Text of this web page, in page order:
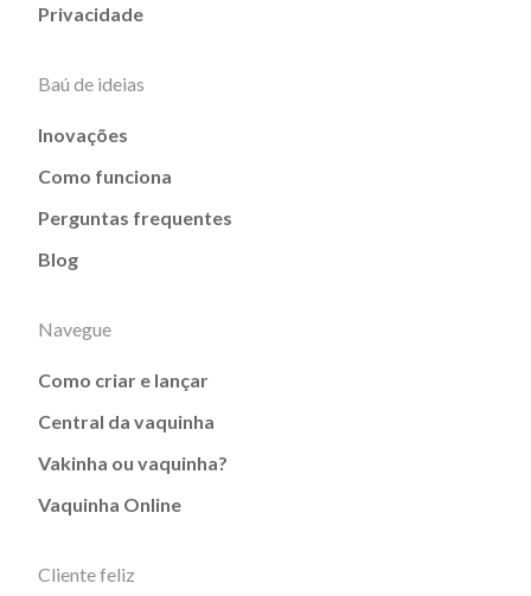
Privacidade
Baú de ideias
Inovações
Como funciona
Perguntas frequentes
Blog
Navegue
Como criar e lançar
Central da vaquinha
Vakinha ou vaquinha?
Vaquinha Online
Cliente feliz